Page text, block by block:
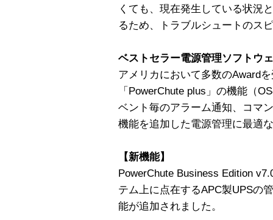
くても、現在発生している状況
るため、トラブルシュートのス
ベストセラー電源管理ソフトウ
アメリカにおいて多数のAward
「PowerChute plus」の機能（
ベント毎のアラーム通知、コマ
機能を追加した電源管理に最適
【新機能】
PowerChute Business Edition
テム上に点在するAPC製UPSの
能が追加されました。